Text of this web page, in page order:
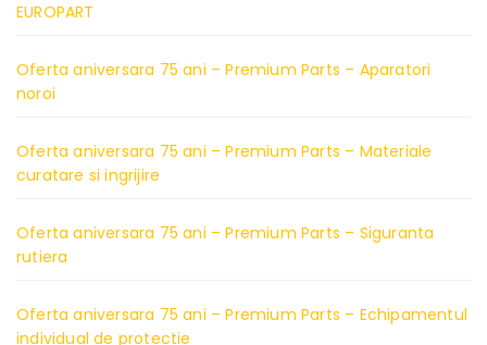
EUROPART
Oferta aniversara 75 ani – Premium Parts – Aparatori
noroi
Oferta aniversara 75 ani – Premium Parts – Materiale
curatare si ingrijire
Oferta aniversara 75 ani – Premium Parts – Siguranta
rutiera
Oferta aniversara 75 ani – Premium Parts – Echipamentul
individual de protectie